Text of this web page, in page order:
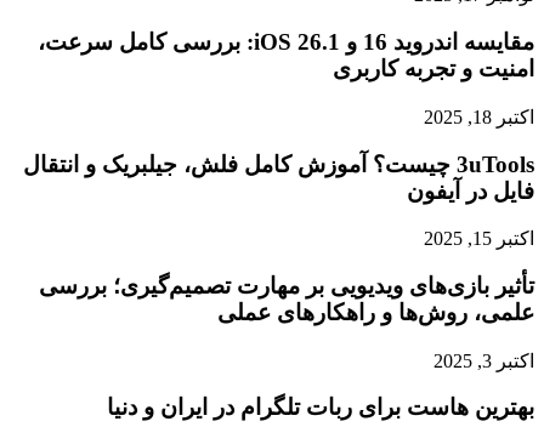
مقایسه اندروید 16 و iOS 26.1: بررسی کامل سرعت،
امنیت و تجربه کاربری
اکتبر 18, 2025
3uTools چیست؟ آموزش کامل فلش، جیلبریک و انتقال
فایل در آیفون
اکتبر 15, 2025
تأثیر بازی‌های ویدیویی بر مهارت تصمیم‌گیری؛ بررسی
علمی، روش‌ها و راهکارهای عملی
اکتبر 3, 2025
بهترین هاست برای ربات تلگرام در ایران و دنیا